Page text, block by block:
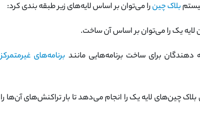
بلاک چینرا می‌توان بر اساس لایه‌های زیر طبقه بندی کرد:
لایه یک را می‌توان بر اساس آن ساخت.
برای ساخت برنامه‌هایی مانند برنامه‌های غیرمتمرکز
چین‌های لایه یک را انجام می‌دهد تا بار تراکنش‌های آن‌ها را